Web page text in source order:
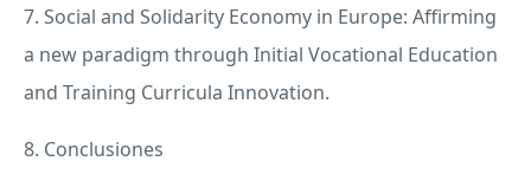
7. Social and Solidarity Economy in Europe: Affirming
a new paradigm through Initial Vocational Education
and Training Curricula Innovation.
8. Conclusiones